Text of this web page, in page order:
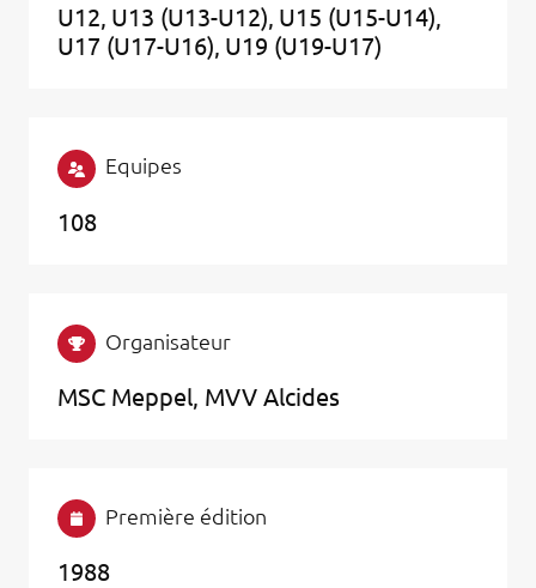
U12 U13 (U13-U12) U15 (U15-U14)
U17 (U17-U16) U19 (U19-U17)
Equipes
108
Organisateur
MSC Meppel, MVV Alcides
Première édition
1988